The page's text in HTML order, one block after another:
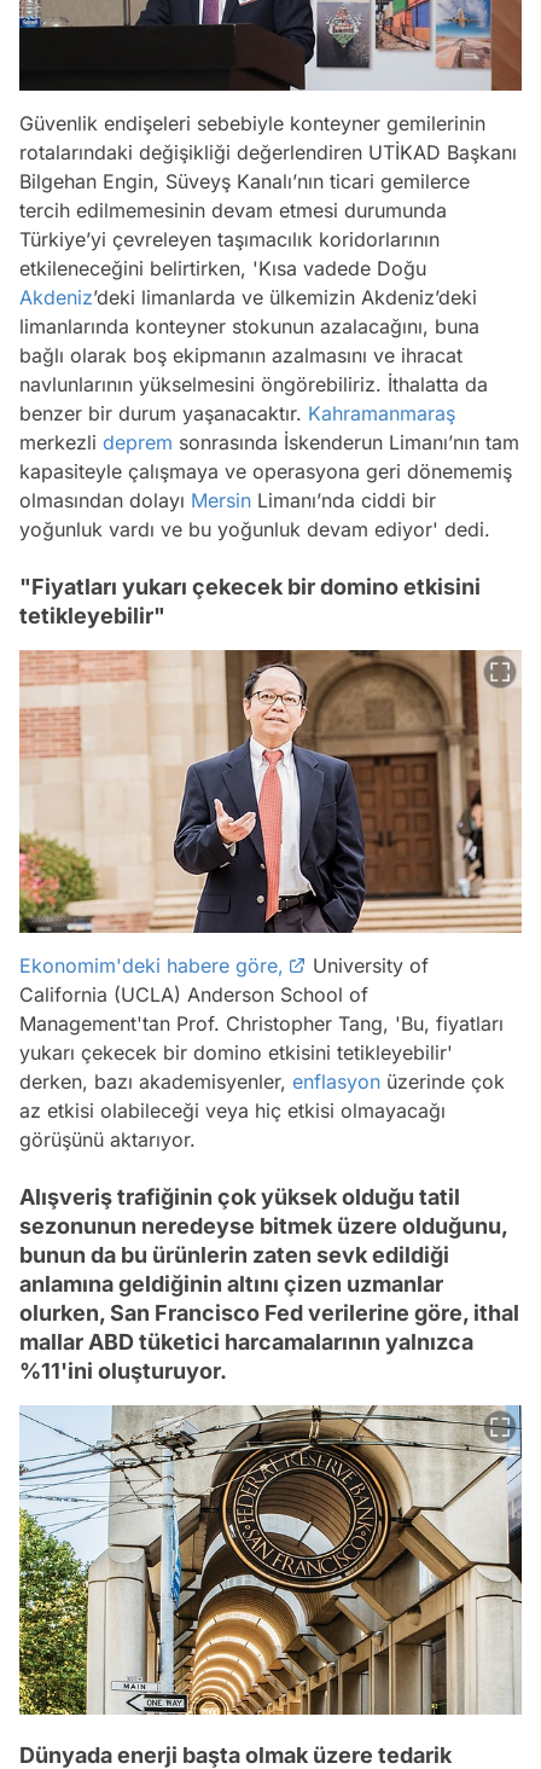
Güvenlik endişeleri sebebiyle konteyner gemilerinin
rotalarındaki değişikliği değerlendiren UTİKAD Başkanı
Bilgehan Engin, Süveyş Kanalı’nın ticari gemilerce
tercih edilmemesinin devam etmesi durumunda
Türkiye’yi çevreleyen taşımacılık koridorlarının
etkileneceğini belirtirken, 'Kısa vadede Doğu
Akdeniz’deki limanlarda ve ülkemizin Akdeniz’deki
limanlarında konteyner stokunun azalacağını, buna
bağlı olarak boş ekipmanın azalmasını ve ihracat
navlunlarının yükselmesini öngörebiliriz. İthalatta da
benzer bir durum yaşanacaktır. Kahramanmaraş
merkezli deprem sonrasında İskenderun Limanı’nın tam
kapasiteyle çalışmaya ve operasyona geri dönememiş
olmasından dolayı Mersin Limanı’nda ciddi bir
yoğunluk vardı ve bu yoğunluk devam ediyor' dedi.
"Fiyatları yukarı çekecek bir domino etkisini
tetikleyebilir"
Ekonomim'deki habere göre,
University of
California (UCLA) Anderson School of
Management'tan Prof. Christopher Tang, 'Bu, fiyatları
yukarı çekecek bir domino etkisini tetikleyebilir'
derken, bazı akademisyenler, enflasyon üzerinde çok
az etkisi olabileceği veya hiç etkisi olmayacağı
görüşünü aktarıyor.
Alışveriş trafiğinin çok yüksek olduğu tatil
sezonunun neredeyse bitmek üzere olduğunu,
bunun da bu ürünlerin zaten sevk edildiği
anlamına geldiğinin altını çizen uzmanlar
olurken, San Francisco Fed verilerine göre, ithal
mallar ABD tüketici harcamalarının yalnızca
%11'ini oluşturuyor.
Dünyada enerji başta olmak üzere tedarik